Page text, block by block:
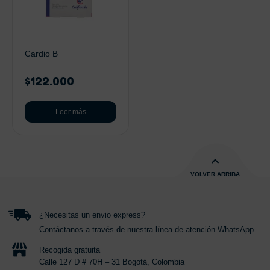
Cardio B
$122.000
Leer más
VOLVER ARRIBA
¿Necesitas un envio express?
Contáctanos a través de nuestra línea de atención WhatsApp.
Recogida gratuita
Calle 127 D # 70H – 31 Bogotá, Colombia